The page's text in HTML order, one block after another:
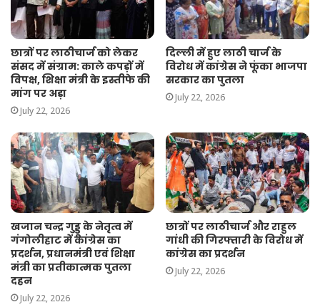
छात्रों पर लाठीचार्ज को लेकर
संसद में संग्राम: काले कपड़ों में
विपक्ष, शिक्षा मंत्री के इस्तीफे की
मांग पर अड़ा
July 22, 2026
दिल्ली में हुए लाठी चार्ज के
विरोध में कांग्रेस ने फूंका भाजपा
सरकार का पुतला
July 22, 2026
खजान चन्द्र गुड्डू के नेतृत्व में
गंगोलीहाट में कांग्रेस का
प्रदर्शन, प्रधानमंत्री एवं शिक्षा
मंत्री का प्रतीकात्मक पुतला
दहन
July 22, 2026
छात्रों पर लाठीचार्ज और राहुल
गांधी की गिरफ्तारी के विरोध में
कांग्रेस का प्रदर्शन
July 22, 2026